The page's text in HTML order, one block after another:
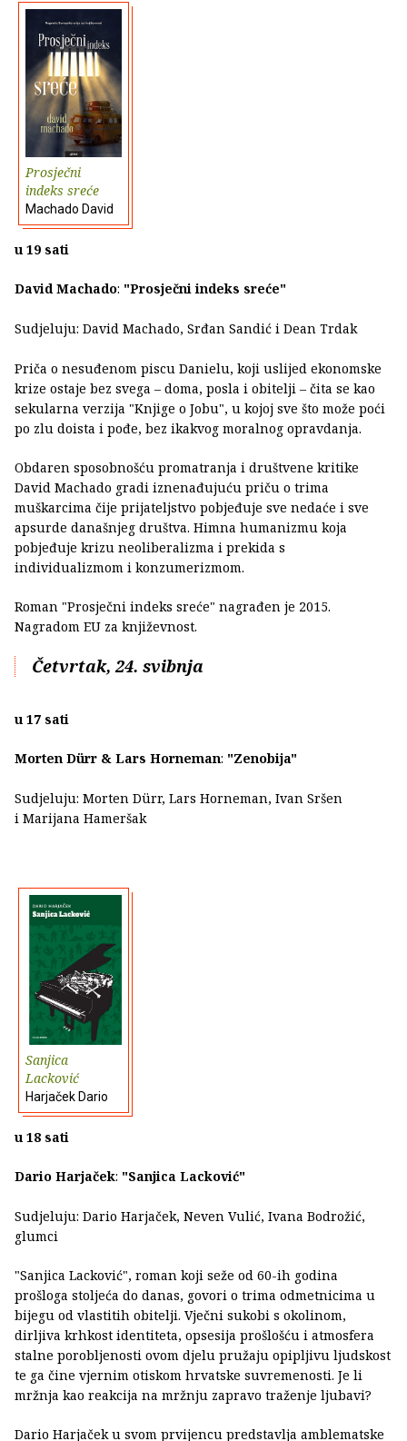
Prosječni
indeks sreće
Machado David
u 19 sati
David Machado: "Prosječni indeks sreće"
Sudjeluju: David Machado, Srđan Sandić i Dean Trdak
Priča o nesuđenom piscu Danielu, koji uslijed ekonomske
krize ostaje bez svega – doma, posla i obitelji – čita se kao
sekularna verzija "Knjige o Jobu", u kojoj sve što može poći
po zlu doista i pođe, bez ikakvog moralnog opravdanja.
Obdaren sposobnošću promatranja i društvene kritike
David Machado gradi iznenađujuću priču o trima
muškarcima čije prijateljstvo pobjeđuje sve nedaće i sve
apsurde današnjeg društva. Himna humanizmu koja
pobjeđuje krizu neoliberalizma i prekida s
individualizmom i konzumerizmom.
Roman "Prosječni indeks sreće" nagrađen je 2015.
Nagradom EU za književnost.
Četvrtak, 24. svibnja
u 17 sati
Morten Dürr & Lars Horneman: "Zenobija"
Sudjeluju: Morten Dürr, Lars Horneman, Ivan Sršen
i Marijana Hameršak
Sanjica
Lacković
Harjaček Dario
u 18 sati
Dario Harjaček: "Sanjica Lacković"
Sudjeluju: Dario Harjaček, Neven Vulić, Ivana Bodrožić,
glumci
"Sanjica Lacković", roman koji seže od 60-ih godina
prošloga stoljeća do danas, govori o trima odmetnicima u
bijegu od vlastitih obitelji. Vječni sukobi s okolinom,
dirljiva krhkost identiteta, opsesija prošlošću i atmosfera
stalne porobljenosti ovom djelu pružaju opipljivu ljudskost
te ga čine vjernim otiskom hrvatske suvremenosti. Je li
mržnja kao reakcija na mržnju zapravo traženje ljubavi?
Dario Harjaček u svom prvijencu predstavlja amblematske